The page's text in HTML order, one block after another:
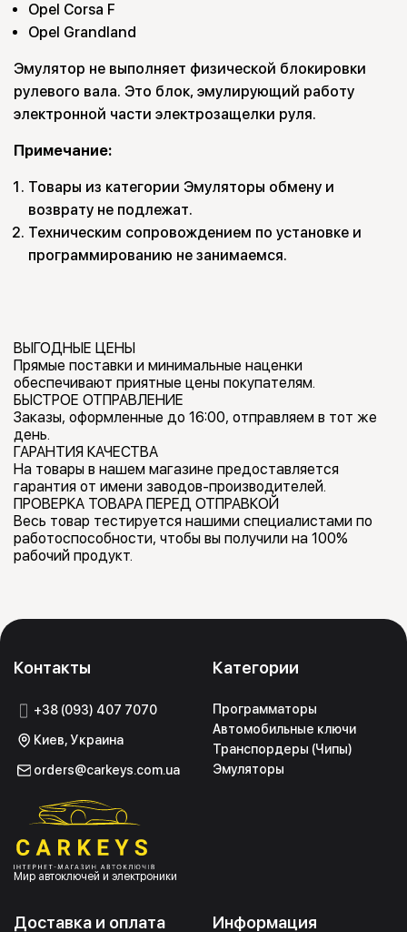
Opel Corsa F
Opel Grandland
Эмулятор не выполняет физической блокировки
рулевого вала. Это блок, эмулирующий работу
электронной части электрозащелки руля.
Примечание:
Товары из категории Эмуляторы обмену и
возврату не подлежат.
Техническим сопровождением по установке и
программированию не занимаемся.
ВЫГОДНЫЕ ЦЕНЫ
Прямые поставки и минимальные наценки
обеспечивают приятные цены покупателям.
БЫСТРОЕ ОТПРАВЛЕНИЕ
Заказы, оформленные до 16:00, отправляем в тот же
день.
ГАРАНТИЯ КАЧЕСТВА
На товары в нашем магазине предоставляется
гарантия от имени заводов-производителей.
ПРОВЕРКА ТОВАРА ПЕРЕД ОТПРАВКОЙ
Весь товар тестируется нашими специалистами по
работоспособности, чтобы вы получили на 100%
рабочий продукт.
Контакты
+38 (093) 407 7070
Киев, Украина
orders@carkeys.com.ua
Мир автоключей и электроники
Категории
Программаторы
Автомобильные ключи
Транспордеры (Чипы)
Эмуляторы
Информация
Доставка и оплата